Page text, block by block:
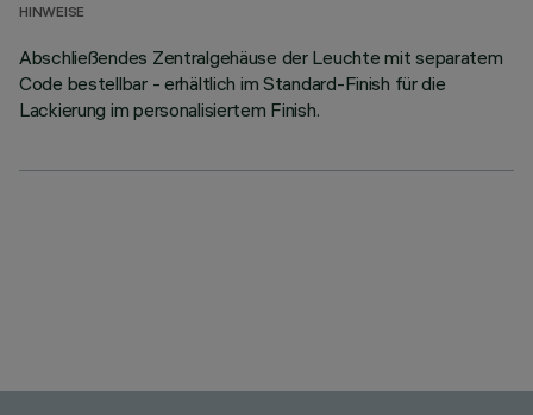
HINWEISE
Abschließendes Zentralgehäuse der Leuchte mit separatem
Code bestellbar - erhältlich im Standard-Finish für die
Lackierung im personalisiertem Finish.